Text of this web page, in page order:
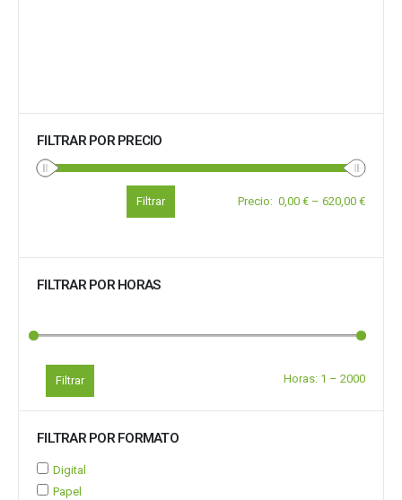
FILTRAR POR PRECIO
Filtrar Precio: 0,00 € – 620,00 €
FILTRAR POR HORAS
Filtrar Horas: 1 – 2000
FILTRAR POR FORMATO
Digital
Papel